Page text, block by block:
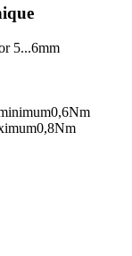
5...6mm
0,6Nm
0,8Nm